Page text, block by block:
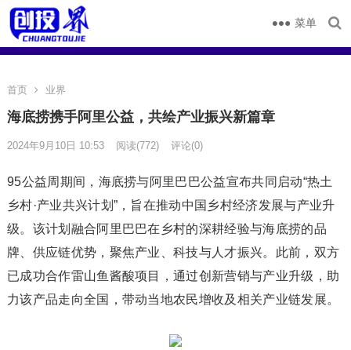
菜单
首页 业界
海底捞携手阿里公益，共绘产业振兴新篇章
2024年9月10日 10:53 阅读(772) 评论(0)
95公益周期间，海底捞与阿里巴巴公益宣布共同启动“热土
乡村·产业共兴计划”，旨在推动中国乡村经济发展与产业升
级。该计划融合阿里巴巴在乡村的深耕经验与海底捞的品
牌、供应链优势，聚焦产业、科技与人才振兴。此前，双方
已成功合作雷山鱼酱酸项目，通过创新营销与产业升级，助
力该产品走向全国，带动当地农民增收及相关产业链发展。